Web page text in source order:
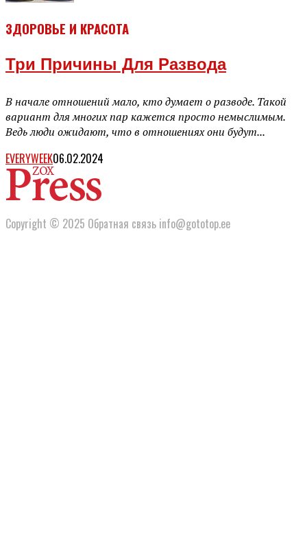
ЗДОРОВЬЕ И КРАСОТА
Три Причины Для Развода
В начале отношений мало, кто думает о разводе. Такой
вариант для многих пар кажется просто немыслимым.
Ведь люди ожидают, что в отношениях они будут...
EVERYWEEK06.02.2024
Copyright © 2025 Обратная связь info@gototop.ee